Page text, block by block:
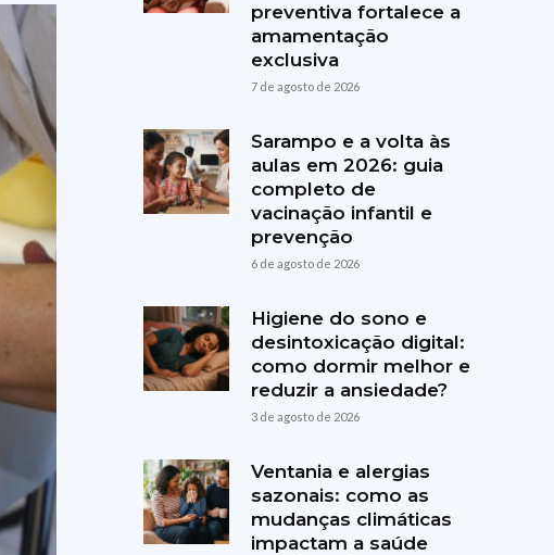
preventiva fortalece a
amamentação
exclusiva
7 de agosto de 2026
Sarampo e a volta às
aulas em 2026: guia
completo de
vacinação infantil e
prevenção
6 de agosto de 2026
Higiene do sono e
desintoxicação digital:
como dormir melhor e
reduzir a ansiedade?
3 de agosto de 2026
Ventania e alergias
sazonais: como as
mudanças climáticas
impactam a saúde